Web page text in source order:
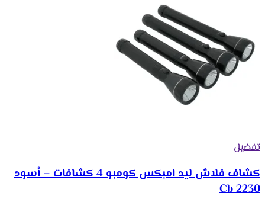
تفضيل
كشاف فلاش ليد امبكس كومبو 4 كشافات – أسود
Cb 2230